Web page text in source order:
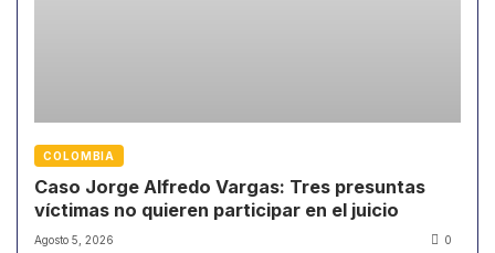
COLOMBIA
Caso Jorge Alfredo Vargas: Tres presuntas
víctimas no quieren participar en el juicio
Agosto 5, 2026 0